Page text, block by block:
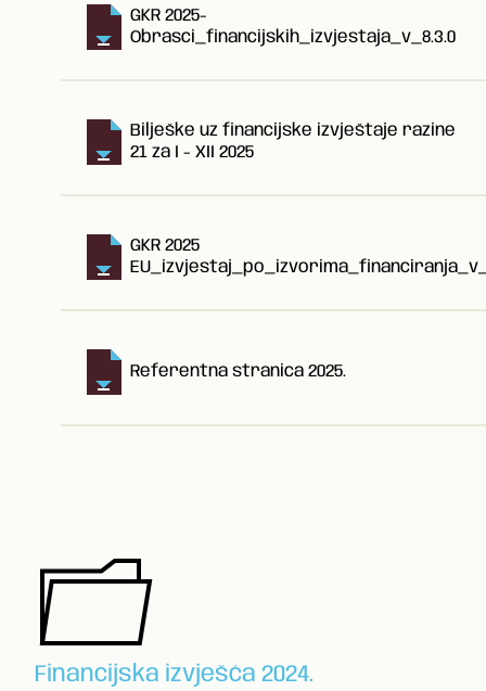
GKR 2025-
Obrasci_financijskih_izvjestaja_v_8.3.0
Bilješke uz financijske izvještaje razine
21 za I - XII 2025
GKR 2025
Referentna stranica 2025.
Financijska izvješća 2024.